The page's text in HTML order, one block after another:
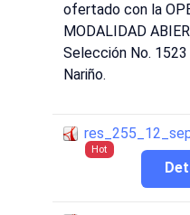
ofertado con la
MODALIDAD
Selección No.
Nariño.
Hot